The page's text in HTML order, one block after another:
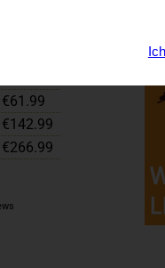
€61.99
€142.99
€266.99